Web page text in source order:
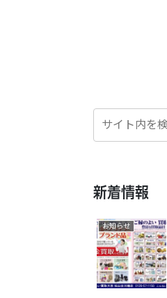
新着情報
お知らせ